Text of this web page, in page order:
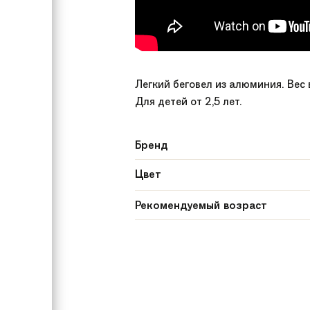
Легкий беговел из алюминия.
Для детей от 2,5 лет.
Бренд
Цвет
Рекомендуемый возраст